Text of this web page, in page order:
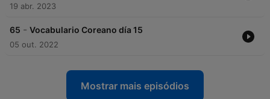
19 abr. 2023
65 - Vocabulario Coreano día 15
05 out. 2022
Mostrar mais episódios